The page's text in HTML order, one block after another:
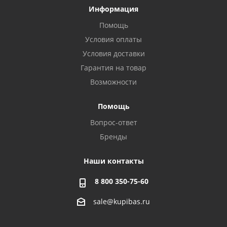
Информация
Помощь
Условия оплаты
Условия доставки
Гарантия на товар
Возможности
Помощь
Вопрос-ответ
Бренды
Наши контакты
8 800 350-75-60
sale@kupibas.ru